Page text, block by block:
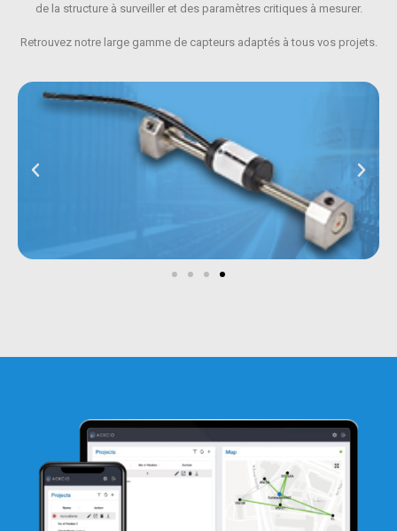
de la structure à surveiller et des paramètres critiques à mesurer.
Retrouvez notre large gamme de capteurs adaptés à tous vos projets.